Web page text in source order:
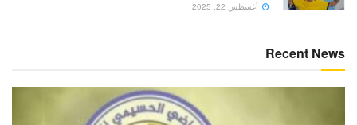
أغسطس 22, 2025
Recent News